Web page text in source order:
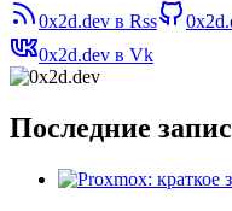
0x2d.dev в Rss
0x2d.dev в Vk
Последние